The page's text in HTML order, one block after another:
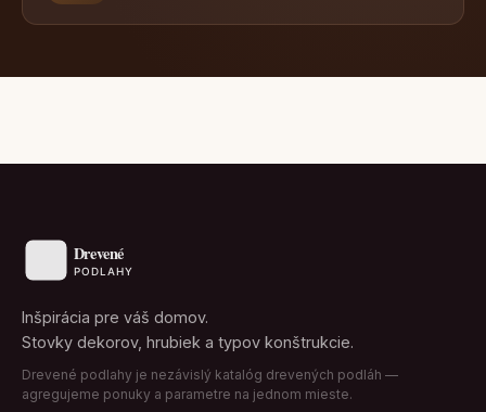
Inšpirácia pre váš domov.
Stovky dekorov, hrubiek a typov konštrukcie.
Drevené podlahy je nezávislý katalóg drevených podláh —
agregujeme ponuky a parametre na jednom mieste.